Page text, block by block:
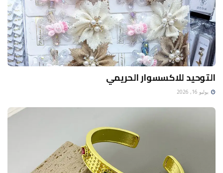
التوحيد للاكسسوار الحريمي
يوليو 16, 2026